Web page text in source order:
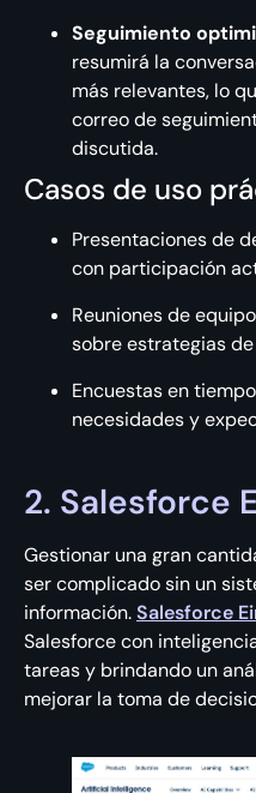
Seguimiento
resumirá la
más relevantes, lo
correo de
discutida.
Casos de uso
Presentaciones de
con participación
Reuniones de
sobre estrategias
Encuestas en
necesidades y
2. Salesforce
Gestionar una gran
ser complicado sin un
información.Salesforce
Salesforce con
tareas y brindando un
mejorar la toma de